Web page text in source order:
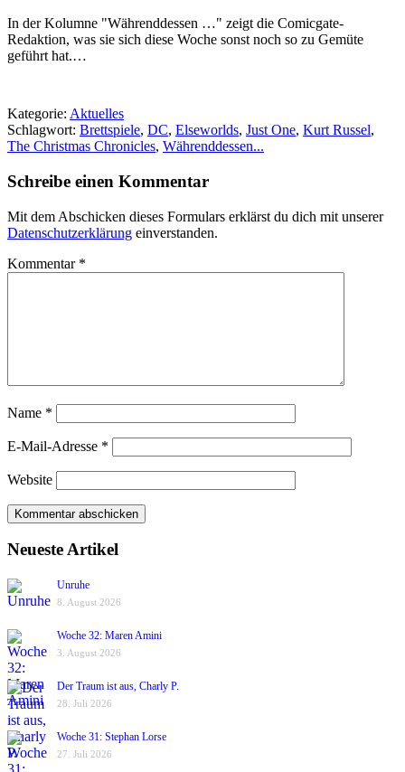
In der Kolumne "Währenddessen …" zeigt die Comicgate-
Redaktion, was sie sich diese Woche sonst noch so zu Gemüte
geführt hat.…
Kategorie: Aktuelles
Schlagwort: Brettspiele, DC, Elseworlds, Just One, Kurt Russel,
The Christmas Chronicles, Währenddessen...
Schreibe einen Kommentar
Mit dem Abschicken dieses Formulars erklärst du dich mit unserer
Datenschutzerklärung einverstanden.
Kommentar *
Name *
E-Mail-Adresse *
Website
Neueste Artikel
Unruhe
8. August 2026
Woche 32: Maren Amini
3. August 2026
Der Traum ist aus, Charly P.
28. Juli 2026
Woche 31: Stephan Lorse
27. Juli 2026